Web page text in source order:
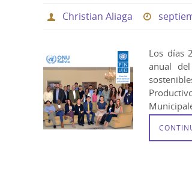
Christian Aliaga
Los días
anual